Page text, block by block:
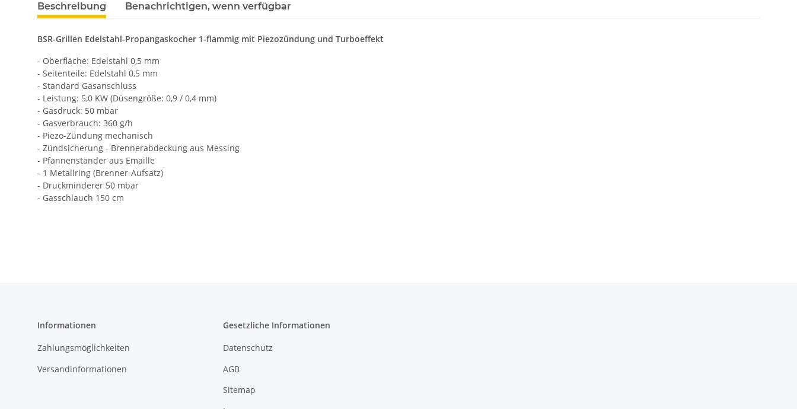
Beschreibung Benachrichtigen, wenn verfügbar
BSR-Grillen Edelstahl-Propangaskocher 1-flammig mit Piezozündung und Turboeffekt
- Oberfläche: Edelstahl 0,5 mm
- Seitenteile: Edelstahl 0,5 mm
- Standard Gasanschluss
- Leistung: 5,0 KW (Düsengröße: 0,9 / 0,4 mm)
- Gasdruck: 50 mbar
- Gasverbrauch: 360 g/h
- Piezo-Zündung mechanisch
- Zündsicherung - Brennerabdeckung aus Messing
- Pfannenständer aus Emaille
- 1 Metallring (Brenner-Aufsatz)
- Druckminderer 50 mbar
- Gasschlauch 150 cm
Informationen
Zahlungsmöglichkeiten
Versandinformationen
Gesetzliche Informationen
Datenschutz
AGB
Sitemap